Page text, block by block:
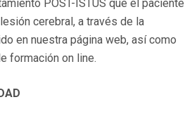
POST-ISTUS que el paciente
cerebral, a través de la
en nuestra página web, así como
formación on line.